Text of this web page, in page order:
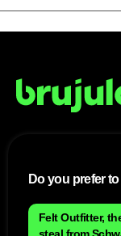
Aviso Legal
Anúnciate con
Política de cookies
Do you prefer
Felt Outfitter,